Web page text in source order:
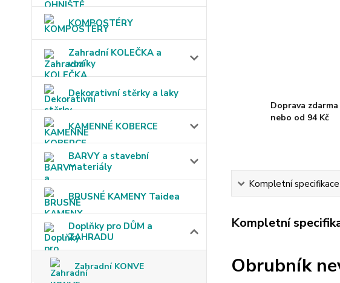
KOMPOSTÉRY
Zahradní KOLEČKA a
vozíky
Dekorativní stěrky a laky
KAMENNÉ KOBERCE
BARVY a stavební
materiály
BRUSNÉ KAMENY Taidea
Doplňky pro DŮM a
ZAHRADU
Zahradní KONVE
Doprava
nebo od 94 Kč
Kompletní specifikace
Kompletní
Obrubník